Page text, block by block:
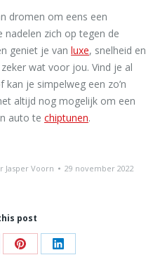
dromen om eens een
zich op tegen de
geniet je van luxe, snelheid en
zeker wat voor jou. Vind je al
kan je simpelweg een zo’n
altijd nog mogelijk om een
auto te chiptunen.
Jasper Voorn 29 november 2022
post
Share Share